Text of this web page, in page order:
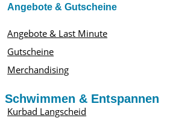
Angebote & Gutscheine
Angebote & Last Minute
Gutscheine
Merchandising
Schwimmen & Entspannen
Kurbad Langscheid